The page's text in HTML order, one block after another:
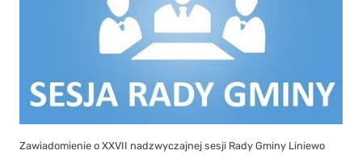
Zawiadomienie o XXVII nadzwyczajnej sesji Rady Gminy Liniewo